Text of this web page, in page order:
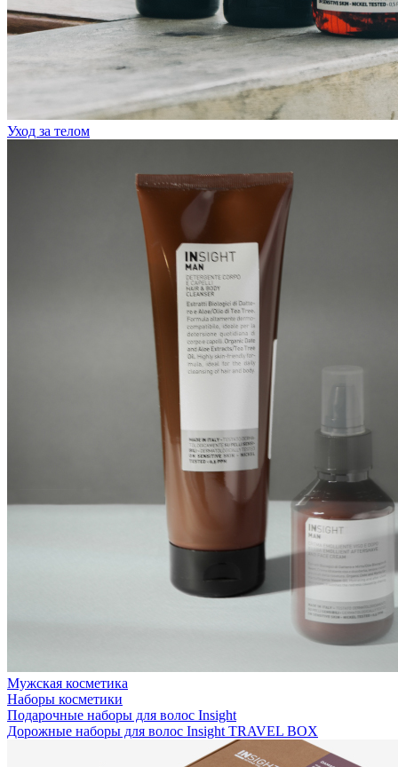
Уход за телом
Мужская косметика
Наборы косметики
Подарочные наборы для волос Insight
Дорожные наборы для волос Insight TRAVEL BOX